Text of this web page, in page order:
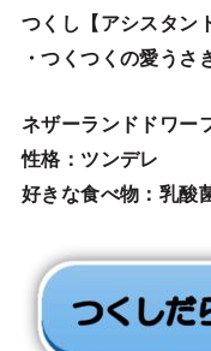
つくし【アシスタン
・つくつくの愛うさ
ネザーランドドワー
性格：ツンデレ
好きな食べ物：乳酸